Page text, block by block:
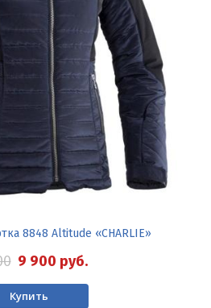
8848 Altitude «CHARLIE»
9 900 руб.
Купить